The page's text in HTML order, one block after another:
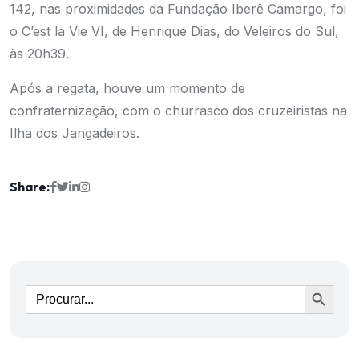
142, nas proximidades da Fundação Iberê Camargo, foi
o C’est la Vie VI, de Henrique Dias, do Veleiros do Sul,
às 20h39.
Após a regata, houve um momento de
confraternização, com o churrasco dos cruzeiristas na
Ilha dos Jangadeiros.
Share:
Ir